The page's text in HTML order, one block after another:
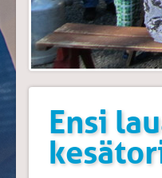
Ensi